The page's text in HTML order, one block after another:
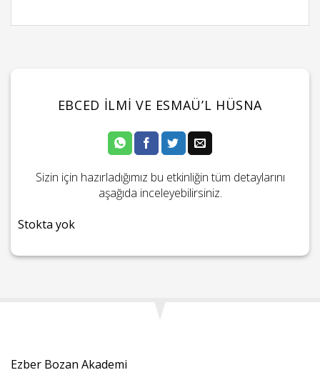
EBCED İLMI VE ESMAÜ’L HÜSNA
Sizin için hazırladığımız bu etkinliğin tüm detaylarını
aşağıda inceleyebilirsiniz.
Stokta yok
Ezber Bozan Akademi